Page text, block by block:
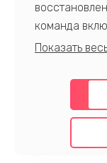
команда
предлагаем
также